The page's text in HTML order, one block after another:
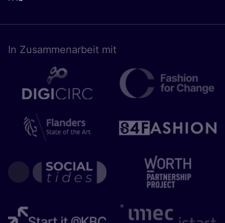
In Zusam­men­ar­beit mit